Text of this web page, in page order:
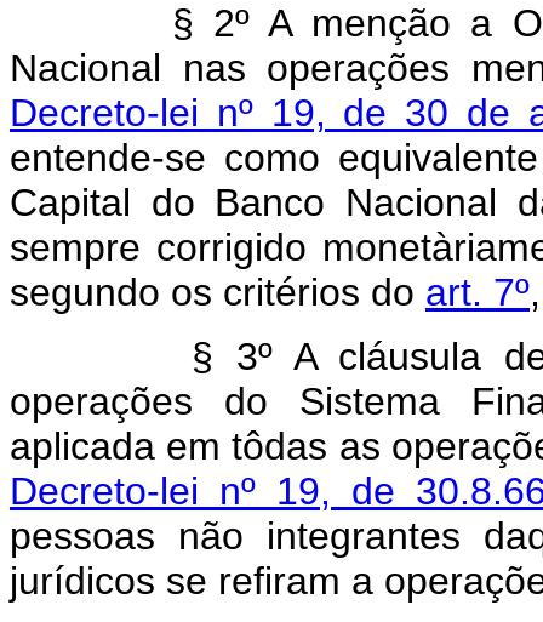
§ 2º A menção a
Nacional nas operações
Decreto-lei nº 19, de 30 de
entende-se como
Capital do Banco Nacional
sempre corrigido
segundo os critérios do art. 7º
§ 3º A cláusula de
operações do Sistema
aplicada em tôdas as
Decreto-lei nº 19, de
pessoas não integrantes
jurídicos se refiram a